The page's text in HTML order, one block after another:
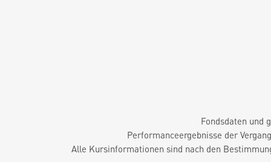
Fondsdaten und
Performanceergebnisse der
Alle Kursinformationen sind nach den